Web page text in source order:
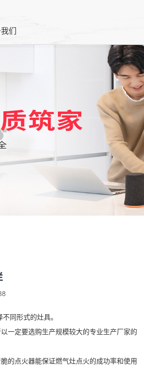
们
同形式的灶具。
一定要选购生产规模较大的专业生产厂家的
的点火器能保证燃气灶点火的成功率和使用